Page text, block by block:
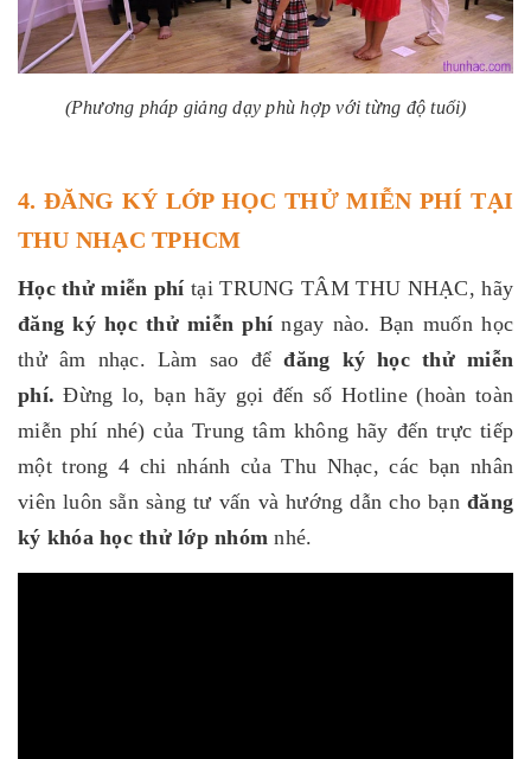
(Phương pháp giảng dạy phù hợp với từng độ tuổi)
4. ĐĂNG KÝ LỚP HỌC THỬ MIỄN PHÍ TẠI
THU NHẠC TPHCM
Học thử miễn phí tại TRUNG TÂM THU NHẠC, hãy
đăng ký học thử miễn phíngay nào. Bạn muốn học
thử âm nhạc. Làm sao đểđăng ký học thử miễn
phí. Đừng lo, bạn hãy gọi đến số Hotline (hoàn toàn
miễn phí nhé) của Trung tâm không hãy đến trực tiếp
một trong 4 chi nhánh của Thu Nhạc, các bạn nhân
viên luôn sẵn sàng tư vấn và hướng dẫn cho bạn đăng
ký khóa học thử lớp nhóm nhé.